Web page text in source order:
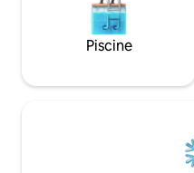
Piscine